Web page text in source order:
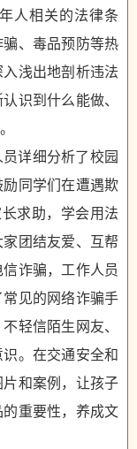
人相关的法律条
、毒品预防等热
浅出地剖析违法
识到什么能做、
详细分析了校园
同学们在遭遇欺
求助，学会用法
团结友爱、互帮
诈骗，工作人员
见的网络诈骗手
轻信陌生网友、
。在交通安全和
和案例，让孩子
重要性，养成文